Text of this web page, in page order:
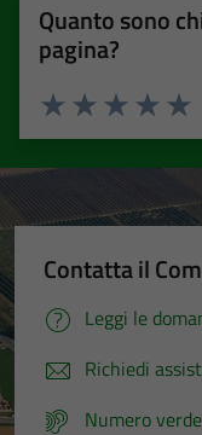
Quanto sono
pagina?
Valuta
Valuta 3
Valuta 2 stelle
Valuta 1 stelle su 5
Contatta il
Leggi le
Richiedi
Numero